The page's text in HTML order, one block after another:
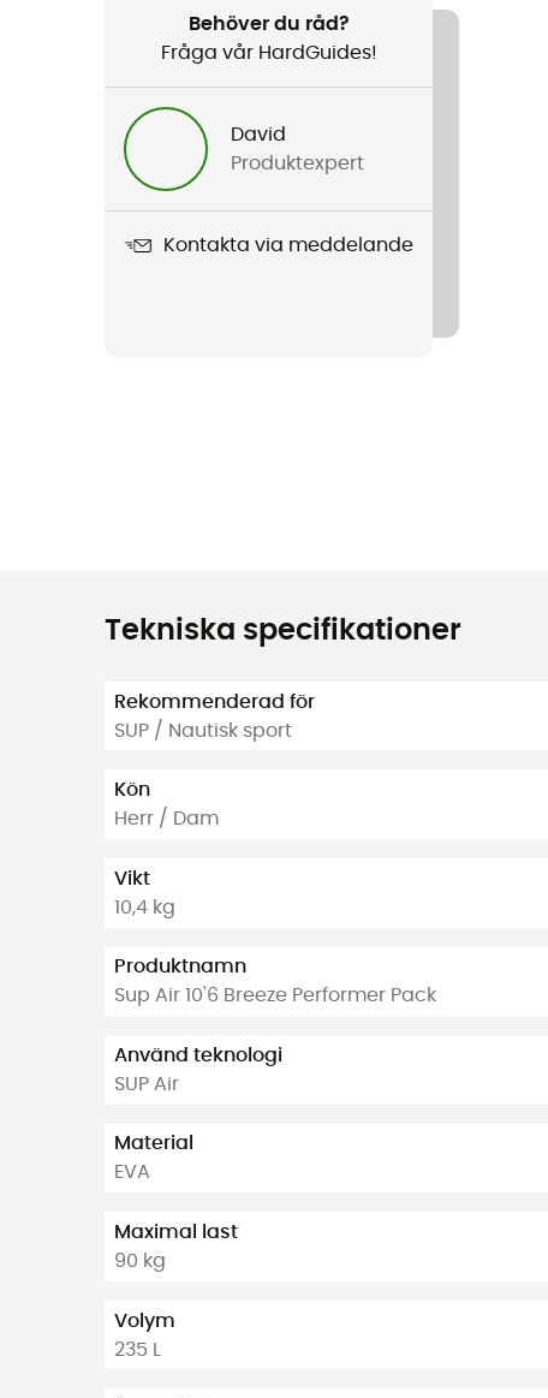
Behöver du råd?
Fråga vår HardGuides!
David
Produktexpert
Kontakta via meddelande
Tekniska specifikationer
Rekommenderad för
SUP / Nautisk sport
Kön
Herr / Dam
Vikt
10,4 kg
Produktnamn
Sup Air 10'6 Breeze Performer Pack
Använd teknologi
SUP Air
Material
EVA
Maximal last
90 kg
Volym
235 L